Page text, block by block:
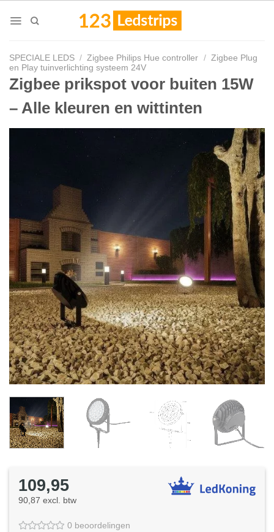
SPECIALE LEDS / Zigbee Philips Hue controller / Zigbee Plug
en Play tuinverlichting systeem 24V
Zigbee prikspot voor buiten 15W
– Alle kleuren en wittinten
109,95
90,87 excl. btw
0 beoordelingen